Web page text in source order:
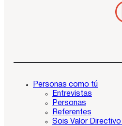
Personas como tú
Entrevistas
Personas
Referentes
Sois Valor Directivo